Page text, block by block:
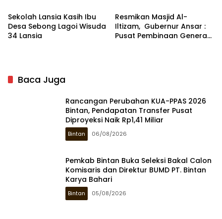
Sekolah Lansia Kasih Ibu
Desa Sebong Lagoi Wisuda
34 Lansia
Resmikan Masjid Al-
Iltizam, Gubernur Ansar :
Pusat Pembinaan Generasi
Baca Juga
Rancangan Perubahan KUA-PPAS 2026
Bintan, Pendapatan Transfer Pusat
Diproyeksi Naik Rp1,41 Miliar
Bintan 06/08/2026
Pemkab Bintan Buka Seleksi Bakal Calon
Komisaris dan Direktur BUMD PT. Bintan
Karya Bahari
Bintan 05/08/2026